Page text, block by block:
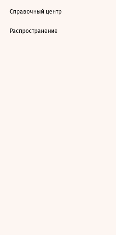
Справочный центр
Распространение